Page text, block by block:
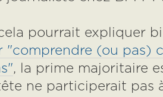
pourrait expliquer
"comprendre (ou pas)
, la prime majoritaire
ne participerait pas